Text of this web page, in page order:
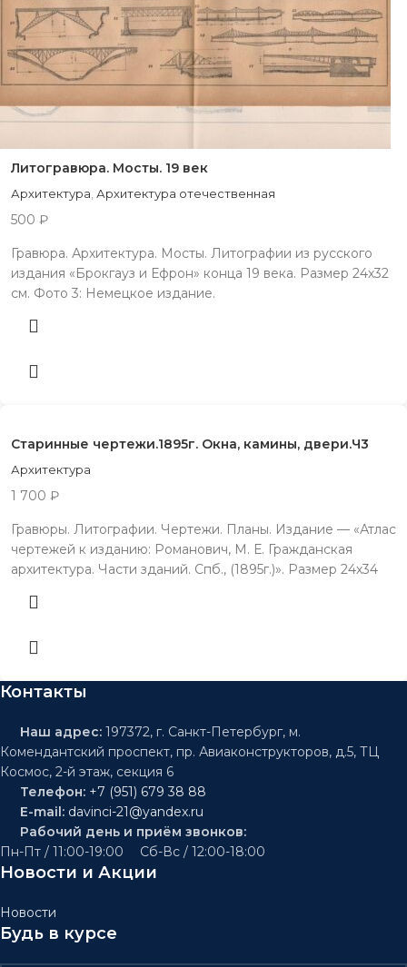
Литогравюра. Мосты. 19 век
Архитектура Архитектура отечественная
500 ₽
Гравюра. Архитектура. Мосты. Литографии из русского
издания «Брокгауз и Ефрон» конца 19 века. Размер 24х32
см. Фото 3: Немецкое издание.
Старинные чертежи.1895г. Окна, камины, двери.Ч3
Архитектура
1 700 ₽
Гравюры. Литографии. Чертежи. Планы. Издание — «Атлас
чертежей к изданию: Романович, М. Е. Гражданская
архитектура. Части зданий. Спб., (1895г.)». Размер 24х34
Контакты
Наш адрес: 197372, г. Санкт-Петербург, м.
Комендантский проспект, пр. Авиаконструкторов, д.5, ТЦ
Космос, 2-й этаж, секция 6
Телефон: +7 (951) 679 38 88
E-mail: davinci-21@yandex.ru
Рабочий день и приём звонков:
Пн-Пт / 11:00-19:00 Сб-Вс / 12:00-18:00
Новости и Акции
Новости
Будь в курсе